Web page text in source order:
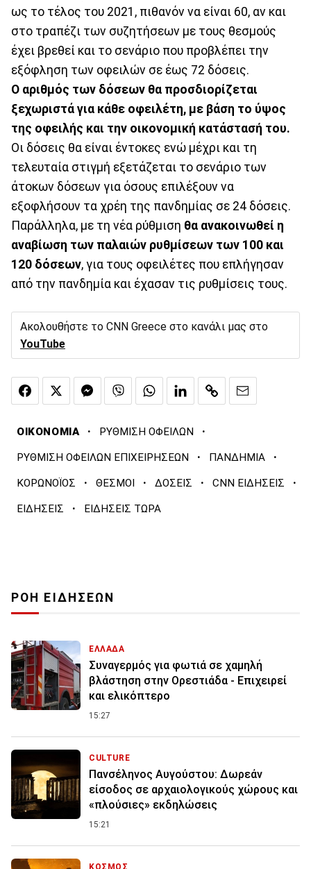
ως το τέλος του 2021, πιθανόν να είναι 60, αν και
στο τραπέζι των συζητήσεων με τους θεσμούς
έχει βρεθεί και το σενάριο που προβλέπει την
εξόφληση των οφειλών σε έως 72 δόσεις.
Ο αριθμός των δόσεων θα προσδιορίζεται
ξεχωριστά για κάθε οφειλέτη, με βάση το ύψος
της οφειλής και την οικονομική κατάστασή του.
Οι δόσεις θα είναι έντοκες ενώ μέχρι και τη
τελευταία στιγμή εξετάζεται το σενάριο των
άτοκων δόσεων για όσους επιλέξουν να
εξοφλήσουν τα χρέη της πανδημίας σε 24 δόσεις.
Παράλληλα, με τη νέα ρύθμιση θα ανακοινωθεί η
αναβίωση των παλαιών ρυθμίσεων των 100 και
120 δόσεων, για τους οφειλέτες που επλήγησαν
από την πανδημία και έχασαν τις ρυθμίσεις τους.
Ακολουθήστε το CNN Greece στο κανάλι μας στο
YouTube
ΟΙΚΟΝΟΜΙΑ · ΡΥΘΜΙΣΗ ΟΦΕΙΛΩΝ ·
ΡΥΘΜΙΣΗ ΟΦΕΙΛΩΝ ΕΠΙΧΕΙΡΗΣΕΩΝ · ΠΑΝΔΗΜΙΑ ·
ΚΟΡΩΝΟΪΟΣ · ΘΕΣΜΟΙ · ΔΟΣΕΙΣ · CNN ΕΙΔΗΣΕΙΣ ·
ΕΙΔΗΣΕΙΣ · ΕΙΔΗΣΕΙΣ ΤΩΡΑ
ΡΟΗ ΕΙΔΗΣΕΩΝ
ΕΛΛΑΔΑ
Συναγερμός για φωτιά σε χαμηλή
βλάστηση στην Ορεστιάδα - Επιχειρεί
και ελικόπτερο
15:27
CULTURE
Πανσέληνος Αυγούστου: Δωρεάν
είσοδος σε αρχαιολογικούς χώρους και
«πλούσιες» εκδηλώσεις
15:21
ΚΟΣΜΟΣ